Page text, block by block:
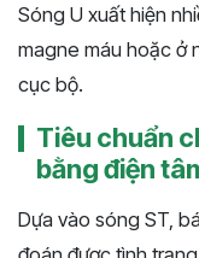
Sóng U xuất hiện
magne máu hoặc ở
cục bộ.
Tiêu chuẩn
bằng điện
Dựa vào sóng ST,